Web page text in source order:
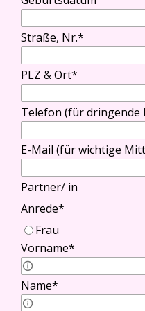
Straße, Nr.*
PLZ & Ort*
Telefon (für dringende
E-Mail (für wichtige
Partner/ in
Anrede*
Frau
Vorname*
Vorname Partner/in
Name*
Name Partner/in